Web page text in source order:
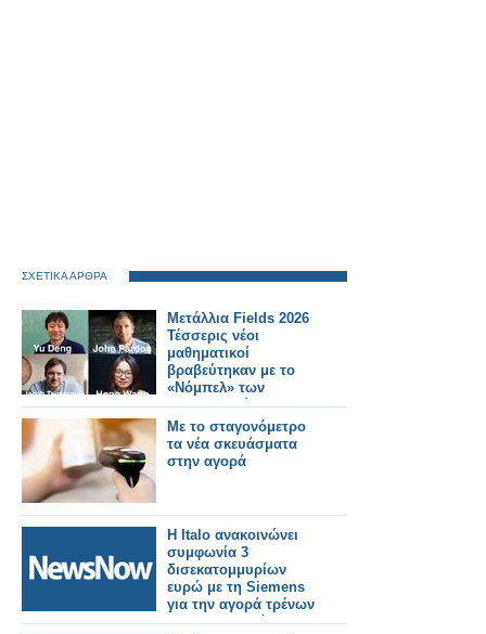
ΣΧΕΤΙΚΑ ΑΡΘΡΑ
Μετάλλια Fields 2026
Τέσσερις νέοι
μαθηματικοί
βραβεύτηκαν με το
«Νόμπελ» των
Μαθηματικών
Mε το σταγονόμετρο
τα νέα σκευάσματα
στην αγορά
Η Italo ανακοινώνει
συμφωνία 3
δισεκατομμυρίων
ευρώ με τη Siemens
για την αγορά τρένων
για τη Γερμανία.